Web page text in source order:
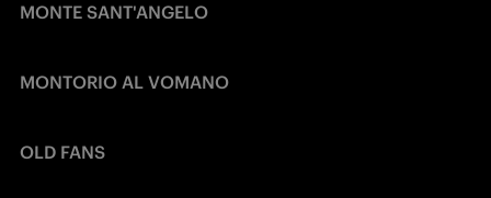
MONTE SANT'ANGELO
MONTORIO AL VOMANO
OLD FANS